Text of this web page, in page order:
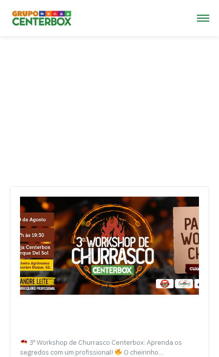
3º Workshop de Churrasco Centerbox: Aprenda os
segredos com um profissional!
O cheirinho…